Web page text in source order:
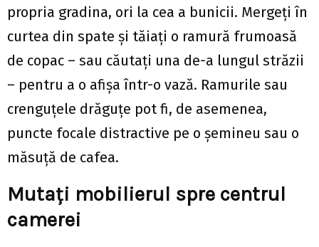
propria gradina, ori la cea a bunicii. Mergeți în
curtea din spate și tăiați o ramură frumoasă
de copac – sau căutați una de-a lungul străzii
– pentru a o afișa într-o vază. Ramurile sau
crenguțele drăguțe pot fi, de asemenea,
puncte focale distractive pe o șemineu sau o
măsuță de cafea.
Mutați mobilierul spre centrul
camerei